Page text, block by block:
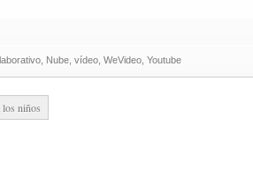
Nube vídeo WeVideo Youtube
los niños